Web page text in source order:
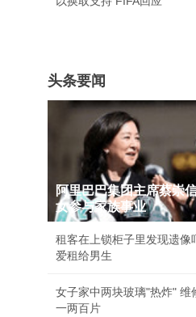
头条要闻
阿里巴巴集团主席蔡崇
女参与家族事业
租客在上锁柜子里发现遗像
爱租给男生
女子家中两块玻璃"热炸" 维
一两百片